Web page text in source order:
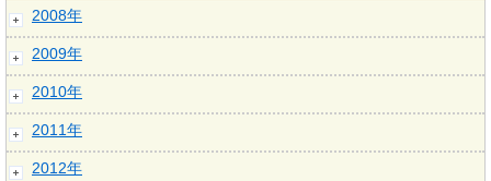
2008年
2009年
2010年
2011年
2012年